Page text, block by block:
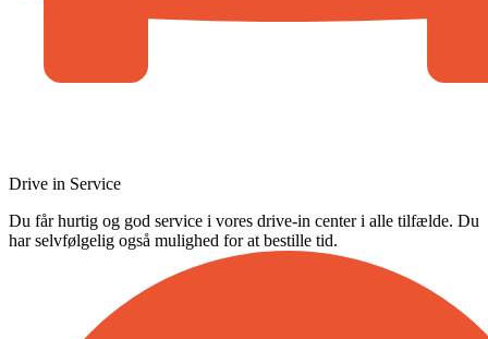
Drive in Service
Du får hurtig og god service i vores drive-in center i alle tilfælde. Du
har selvfølgelig også mulighed for at bestille tid.